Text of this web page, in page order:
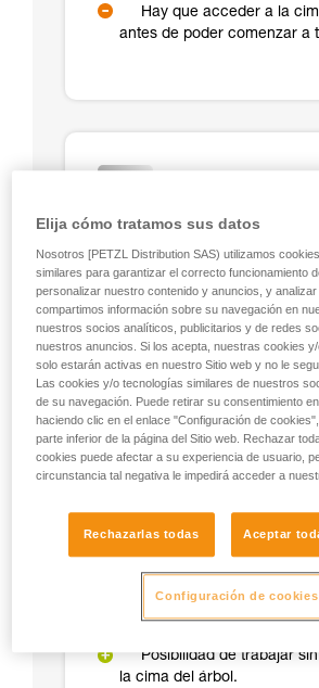
Hay que acceder a la
antes de poder comenzar a
Posibilidad de trabajar
la cima del árbol.
Elija cómo tratamos sus datos
Nosotros [PETZL Distribution SAS) utilizamos
similares para garantizar el correcto funcionamiento
personalizar nuestro contenido y anuncios, y
compartimos información sobre su navegación en
nuestros socios analíticos, publicitarios y de redes
nuestros anuncios. Si los acepta, nuestras cookies
solo estarán activas en nuestro Sitio web y no le
Las cookies y/o tecnologías similares de nuestros
de su navegación. Puede retirar su consentimiento
haciendo clic en el enlace "Configuración de
parte inferior de la página del Sitio web. Rechazar
cookies puede afectar a su experiencia de usuario,
circunstancia tal negativa le impedirá acceder a
Rechazarlas todas Aceptar
Configuración de cookies